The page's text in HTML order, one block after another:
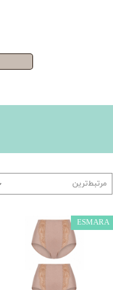
خروج از حساب کاربری
مرتبط‌ترین
ESMARA